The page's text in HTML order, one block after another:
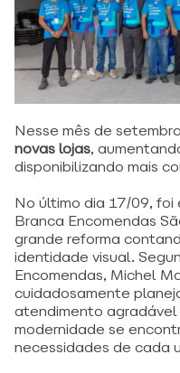
Nesse mês de
novas lojas,
disponibilizando mais
No último dia 17/09, foi
Branca Encomendas
grande reforma
identidade visual.
Encomendas, Michel
cuidadosamente
atendimento
modernidade se
necessidades de cada